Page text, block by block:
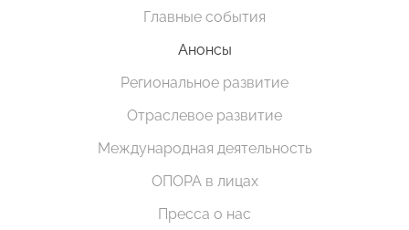
Главные события
Анонсы
Региональное развитие
Отраслевое развитие
Международная деятельность
ОПОРА в лицах
Пресса о нас